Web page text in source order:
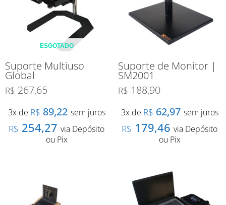
ESGOTADO
Suporte Multiuso
Global
R$ 267,65
3x de R$ 89,22 sem juros
R$ 254,27 via Depósito
ou Pix
Suporte de Monitor |
SM2001
R$ 188,90
3x de R$ 62,97 sem juros
R$ 179,46 via Depósito
ou Pix